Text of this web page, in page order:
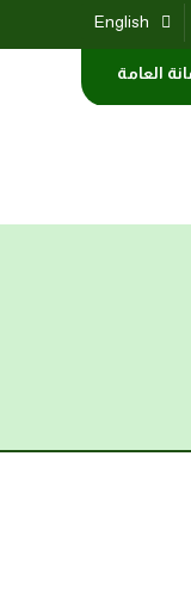
English
العامة